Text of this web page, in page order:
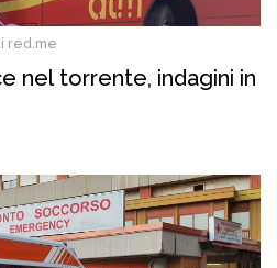
red.me
nel torrente, indagini in